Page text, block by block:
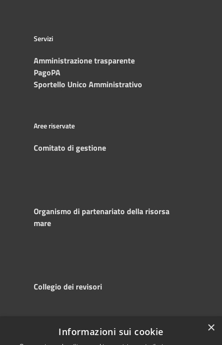
Servizi
Amministrazione trasparente
PagoPA
Sportello Unico Amministrativo
Aree riservate
Comitato di gestione
Organismo di partenariato della risorsa
mare
Collegio dei revisori
Copyright © 2025
×
Informazioni sui cookie